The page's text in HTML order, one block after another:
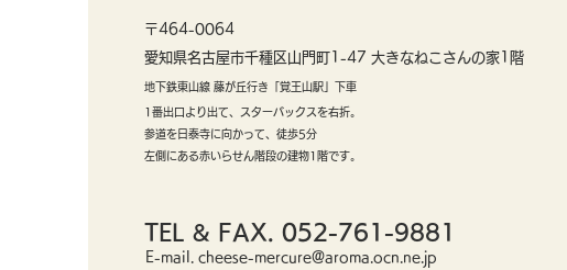
〒464-0064
愛知県名古屋市千種区山門町1-47 大きなねこさんの家1階​
地下鉄東山線 藤が丘行き「覚王山駅」下車
1番出口より出て、スターバックスを右折。
参道を日泰寺に向かって、徒歩5分
左側にある赤いらせん階段の建物1階です。
TEL & FAX. 052-761-9881
E-mail. cheese-mercure@aroma.ocn.ne.jp